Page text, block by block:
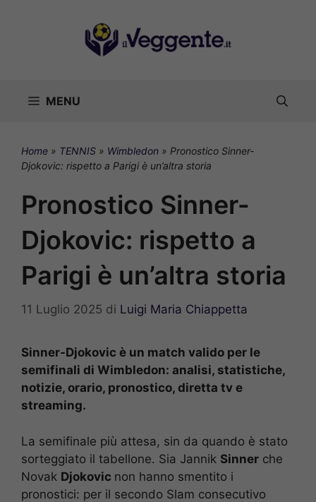
MENU
Home » TENNIS » Wimbledon » Pronostico Sinner-
Djokovic: rispetto a Parigi è un’altra storia
Pronostico Sinner-
Djokovic: rispetto a
Parigi è un’altra storia
11 Luglio 2025 di Luigi Maria Chiappetta
Sinner-Djokovic è un match valido per le
semifinali di Wimbledon: analisi, statistiche,
notizie, orario, pronostico, diretta tv e
streaming.
La semifinale più attesa, sin da quando è stato
sorteggiato il tabellone. Sia Jannik Sinner che
Novak Djokovic non hanno smentito i
pronostici: per il secondo Slam consecutivo